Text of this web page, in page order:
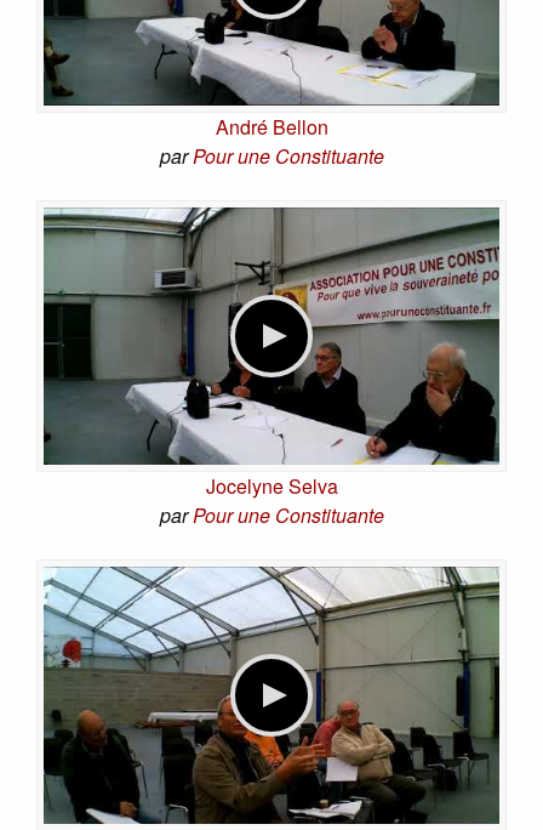
André Bellon
parPour une Constituante
Jocelyne Selva
parPour une Constituante